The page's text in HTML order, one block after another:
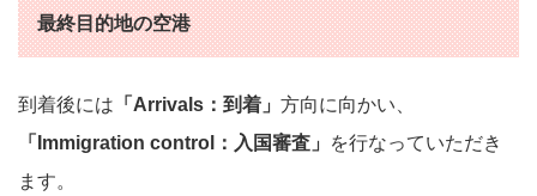
最終目的地の空港
到着後には 「Arrivals：到着」 方向に向かい、
「Immigration control：入国審査」
を行なっていただき
ます。